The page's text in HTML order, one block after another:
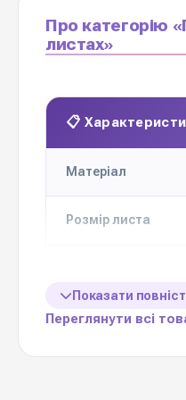
Про категорію
листах»
📋
Матеріал
Розмір листа
листів в
Ціна вказана
Показати
Переглянути всі